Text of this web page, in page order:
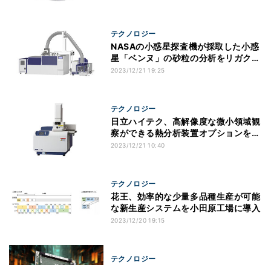
テクノロジー
NASAの小惑星探査機が採取した小惑
星「ベンヌ」の砂粒の分析をリガクが
実施
2023/12/21 19:25
テクノロジー
日立ハイテク、高解像度な微小領域観
察ができる熱分析装置オプションを発
売
2023/12/21 10:40
テクノロジー
花王、効率的な少量多品種生産が可能
な新生産システムを小田原工場に導入
2023/12/20 19:15
テクノロジー